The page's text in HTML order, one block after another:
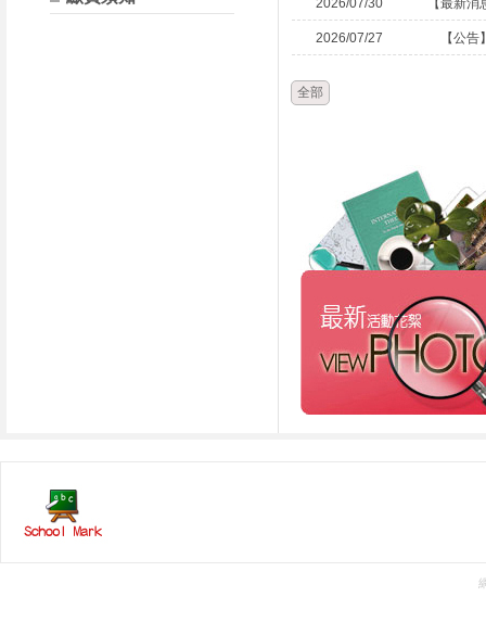
2026/07/30 【最新消
2026/07/27 【公告
全部